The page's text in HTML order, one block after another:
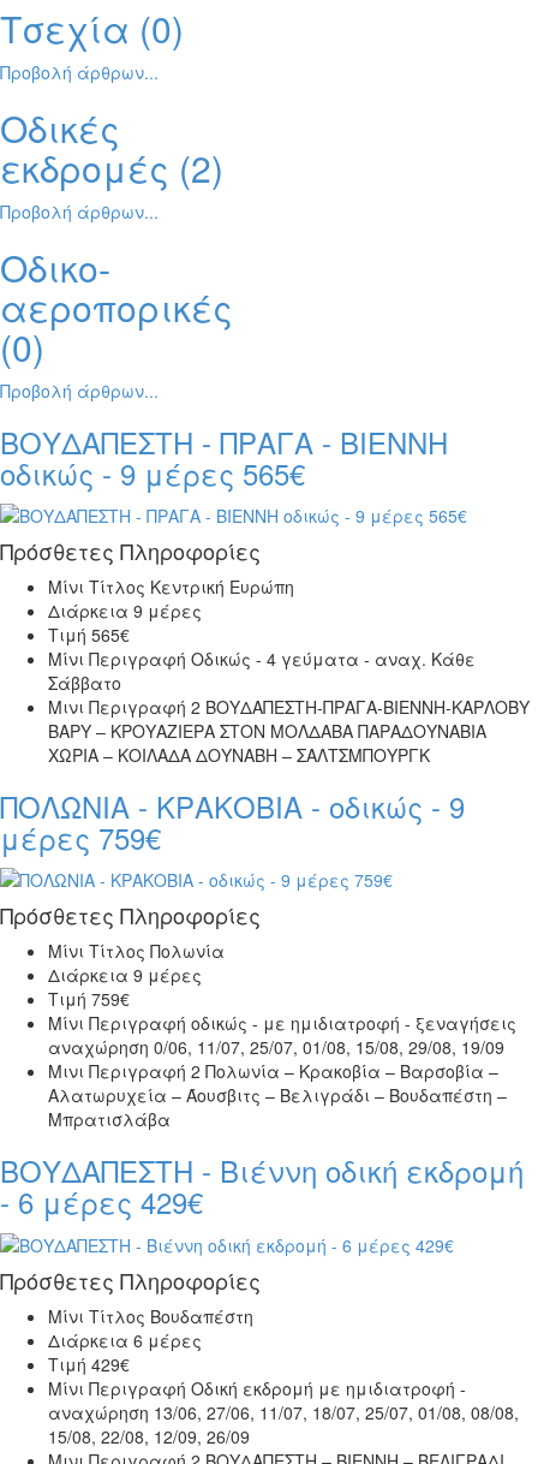
Τσεχία (0)
Προβολή άρθρων...
Οδικές
εκδρομές (2)
Προβολή άρθρων...
Οδικο-
αεροπορικές
(0)
Προβολή άρθρων...
ΒΟΥΔΑΠΕΣΤΗ - ΠΡΑΓΑ - ΒΙΕΝΝΗ
οδικώς - 9 μέρες 565€
Πρόσθετες Πληροφορίες
Μίνι Τίτλος Κεντρική Ευρώπη
Διάρκεια 9 μέρες
Τιμή 565€
Μίνι Περιγραφή Οδικώς - 4 γεύματα - αναχ. Κάθε
Σάββατο
Μινι Περιγραφή 2 ΒΟΥΔΑΠΕΣΤΗ-ΠΡΑΓΑ-ΒΙΕΝΝΗ-ΚΑΡΛΟΒΥ
ΒΑΡΥ – ΚΡΟΥΑΖΙΕΡΑ ΣΤΟΝ ΜΟΛΔΑΒΑ ΠΑΡΑΔΟΥΝΑΒΙΑ
ΧΩΡΙΑ – ΚΟΙΛΑΔΑ ΔΟΥΝΑΒΗ – ΣΑΛΤΣΜΠΟΥΡΓΚ
ΠΟΛΩΝΙΑ - ΚΡΑΚΟΒΙΑ - οδικώς - 9
μέρες 759€
Πρόσθετες Πληροφορίες
Μίνι Τίτλος Πολωνία
Διάρκεια 9 μέρες
Τιμή 759€
Μίνι Περιγραφή οδικώς - με ημιδιατροφή - ξεναγήσεις
αναχώρηση 0/06, 11/07, 25/07, 01/08, 15/08, 29/08, 19/09
Μινι Περιγραφή 2 Πολωνία – Κρακοβία – Βαρσοβία –
Αλατωρυχεία – Άουσβιτς – Βελιγράδι – Βουδαπέστη –
Μπρατισλάβα
ΒΟΥΔΑΠΕΣΤΗ - Βιέννη οδική εκδρομή
- 6 μέρες 429€
Πρόσθετες Πληροφορίες
Μίνι Τίτλος Βουδαπέστη
Διάρκεια 6 μέρες
Τιμή 429€
Μίνι Περιγραφή Οδική εκδρομή με ημιδιατροφή -
αναχώρηση 13/06, 27/06, 11/07, 18/07, 25/07, 01/08, 08/08,
15/08, 22/08, 12/09, 26/09